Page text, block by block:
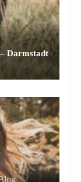
Darmstadt
,